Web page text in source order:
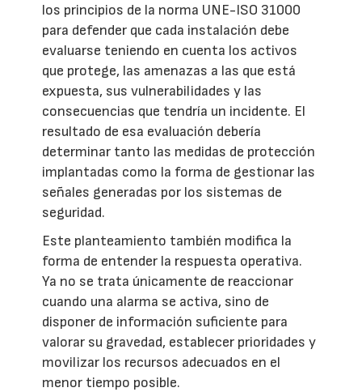
los principios de la norma UNE-ISO 31000
para defender que cada instalación debe
evaluarse teniendo en cuenta los activos
que protege, las amenazas a las que está
expuesta, sus vulnerabilidades y las
consecuencias que tendría un incidente. El
resultado de esa evaluación debería
determinar tanto las medidas de protección
implantadas como la forma de gestionar las
señales generadas por los sistemas de
seguridad.
Este planteamiento también modifica la
forma de entender la respuesta operativa.
Ya no se trata únicamente de reaccionar
cuando una alarma se activa, sino de
disponer de información suficiente para
valorar su gravedad, establecer prioridades y
movilizar los recursos adecuados en el
menor tiempo posible.